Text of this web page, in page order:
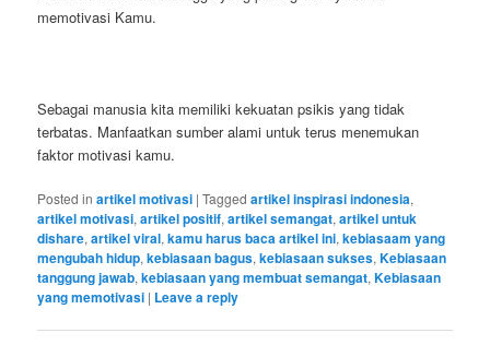
memotivasi Kamu.
Sebagai manusia kita memiliki kekuatan psikis yang tidak
terbatas. Manfaatkan sumber alami untuk terus menemukan
faktor motivasi kamu.
Posted in artikel motivasi |Tagged artikel inspirasi indonesia,
artikel motivasi,artikel positif,artikel semangat,artikel untuk
dishare,artikel viral,kamu harus baca artikel ini,kebiasaam yang
mengubah hidup,kebiasaan bagus,kebiasaan sukses,Kebiasaan
tanggung jawab,kebiasaan yang membuat semangat,Kebiasaan
yang memotivasi | Leave a reply